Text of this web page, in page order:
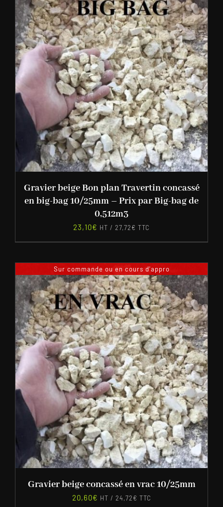
Gravier beige Bon plan Travertin concassé
en big-bag 10/25mm – Prix par Big-bag de
0,512m3
23,10€ HT / 27,72€ TTC
Sur commande ou en cours d'appro
Gravier beige concassé en vrac 10/25mm
20,60€ HT / 24,72€ TTC